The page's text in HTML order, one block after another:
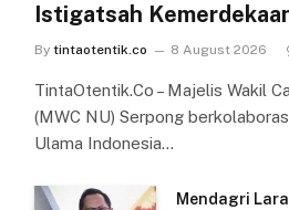
Istigatsah
By tintaotentik.co 8 August 2026
TintaOtentik.Co – Majelis Wakil
(MWC NU) Serpong
Ulama Indonesia…
Mendagri